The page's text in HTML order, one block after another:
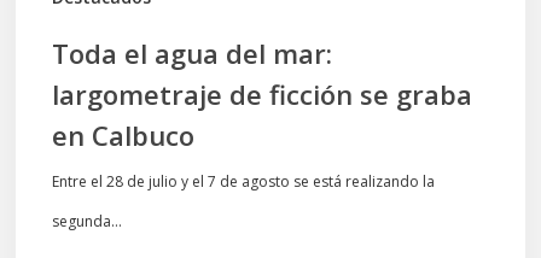
Toda el agua del mar:
largometraje de ficción se graba
en Calbuco
Entre el 28 de julio y el 7 de agosto se está realizando la
segunda…